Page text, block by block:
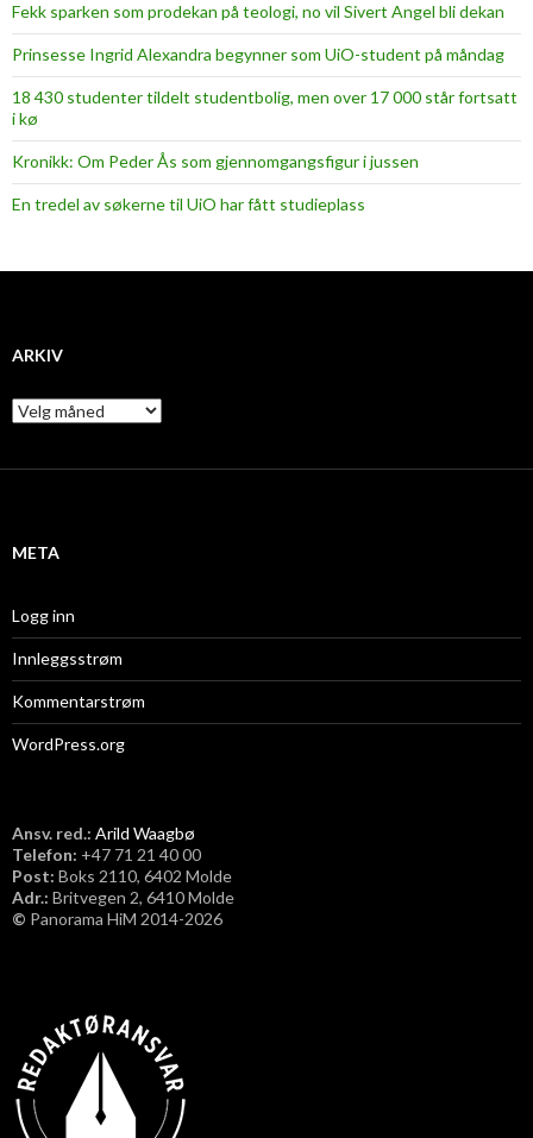
Fekk sparken som prodekan på teologi, no vil Sivert Angel bli dekan
Prinsesse Ingrid Alexandra begynner som UiO-student på måndag
18 430 studenter tildelt studentbolig, men over 17 000 står fortsatt
i kø
Kronikk: Om Peder Ås som gjennomgangsfigur i jussen
En tredel av søkerne til UiO har fått studieplass
ARKIV
A
r
i
META
Logg inn
Innleggsstrøm
Kommentarstrøm
WordPress.org
Ansv. red.: Arild Waagbø
Telefon: ​+47 71 21 40 00
Post: Boks 2110, 6402 Molde
Adr.: Britvegen 2, 6410 Molde
© Panorama HiM 2014-2026